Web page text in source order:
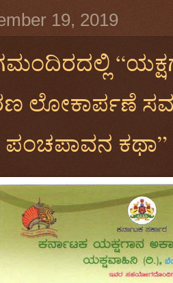
19, 2019
ಲೋಕಾರ್ಪಣೆ
ಕಥಾ”